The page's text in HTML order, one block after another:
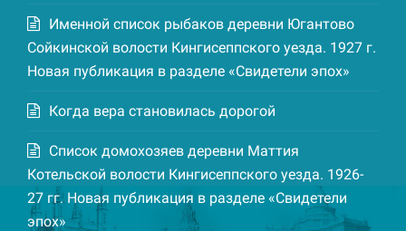
Именной список рыбаков деревни Югантово
Сойкинской волости Кингисеппского уезда. 1927 г.
Новая публикация в разделе «Свидетели эпох»
Когда вера становилась дорогой
Список домохозяев деревни Маттия
Котельской волости Кингисеппского уезда. 1926-
27 гг. Новая публикация в разделе «Свидетели
эпох»